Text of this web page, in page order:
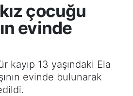
çocuğu
evinde
kayıp 13 yaşındaki Ela
evinde bulunarak
Vakitleri
Haritası
Durumu ve Fikstür